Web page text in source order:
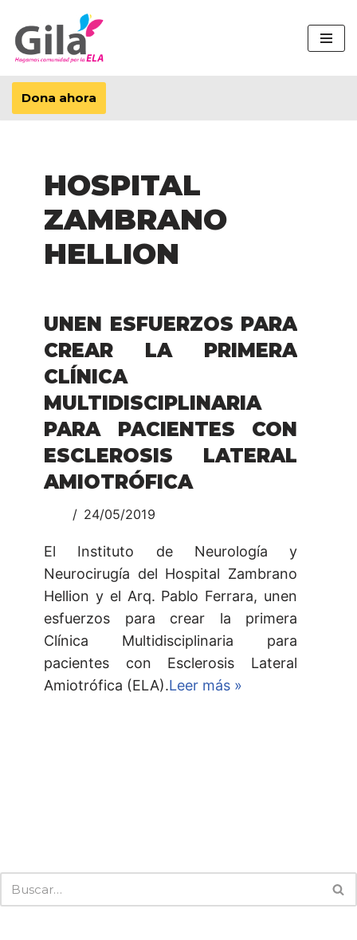
Saltar
al
contenido
Dona ahora
HOSPITAL
ZAMBRANO
HELLION
UNEN ESFUERZOS PARA
CREAR LA PRIMERA
CLÍNICA
MULTIDISCIPLINARIA
PARA PACIENTES CON
ESCLEROSIS LATERAL
AMIOTRÓFICA
24/05/2019
El Instituto de Neurología y
Neurocirugía del Hospital Zambrano
Hellion y el Arq. Pablo Ferrara, unen
esfuerzos para crear la primera
Clínica Multidisciplinaria para
pacientes con Esclerosis Lateral
Amiotrófica (ELA).Leer más »